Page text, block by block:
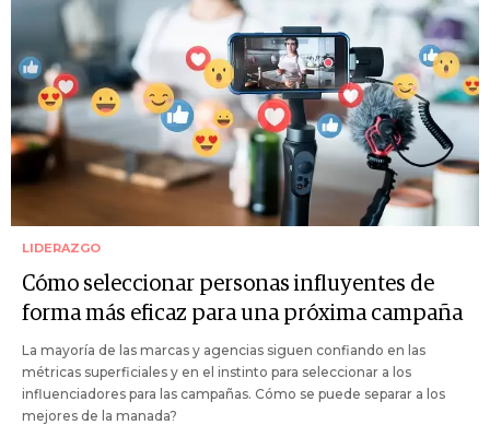
LIDERAZGO
Cómo seleccionar personas influyentes de
forma más eficaz para una próxima campaña
La mayoría de las marcas y agencias siguen confiando en las
métricas superficiales y en el instinto para seleccionar a los
influenciadores para las campañas. Cómo se puede separar a los
mejores de la manada?